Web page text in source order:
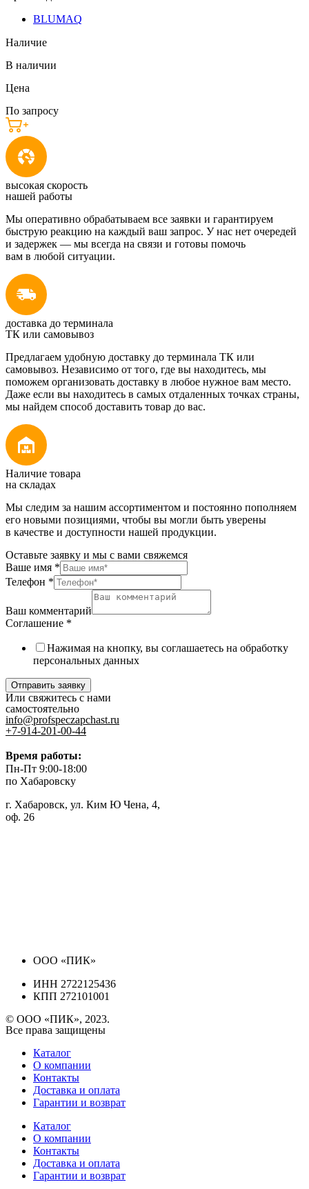
BLUMAQ
Наличие
В наличии
Цена
По запросу
высокая скорость
нашей работы
Мы оперативно обрабатываем все заявки и гарантируем
быструю реакцию на каждый ваш запрос. У нас нет очередей
и задержек — мы всегда на связи и готовы помочь
вам в любой ситуации.
доставка до терминала
ТК или самовывоз
Предлагаем удобную доставку до терминала ТК или
самовывоз. Независимо от того, где вы находитесь, мы
поможем организовать доставку в любое нужное вам место.
Даже если вы находитесь в самых отдаленных точках страны,
мы найдем способ доставить товар до вас.
Наличие товара
на складах
Мы следим за нашим ассортиментом и постоянно пополняем
его новыми позициями, чтобы вы могли быть уверены
в качестве и доступности нашей продукции.
Оставьте заявку и мы с вами свяжемся
Ваше имя *
Телефон *
Ваш комментарий
Соглашение *
Нажимая на кнопку, вы соглашаетесь на обработку
персональных данных
Отправить заявку
Или свяжитесь с нами
самостоятельно
info@profspeczapchast.ru
+7-914-201-00-44
Время работы:
Пн-Пт 9:00-18:00
по Хабаровску
г. Хабаровск, ул. Ким Ю Чена, 4,
оф. 26
ООО «ПИК»
ИНН 2722125436
КПП 272101001
© ООО «ПИК», 2023.
Все права защищены
Каталог
О компании
Контакты
Доставка и оплата
Гарантии и возврат
Каталог
О компании
Контакты
Доставка и оплата
Гарантии и возврат